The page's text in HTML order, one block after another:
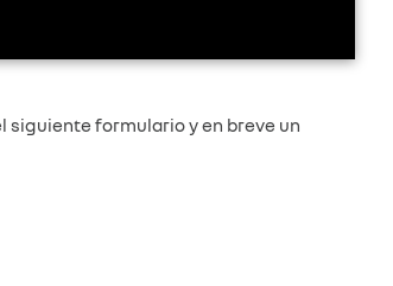
siguiente formulario y en breve un